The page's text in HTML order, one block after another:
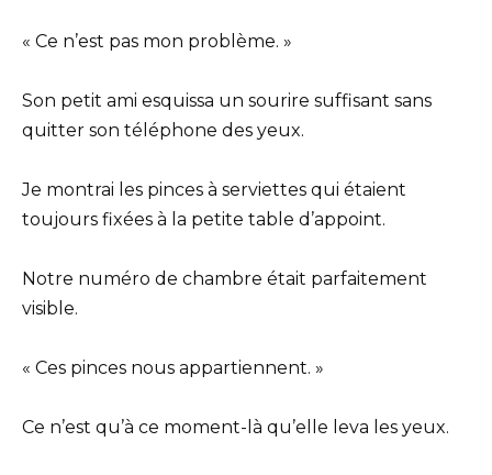
« Ce n’est pas mon problème. »
Son petit ami esquissa un sourire suffisant sans
quitter son téléphone des yeux.
Je montrai les pinces à serviettes qui étaient
toujours fixées à la petite table d’appoint.
Notre numéro de chambre était parfaitement
visible.
« Ces pinces nous appartiennent. »
Ce n’est qu’à ce moment-là qu’elle leva les yeux.